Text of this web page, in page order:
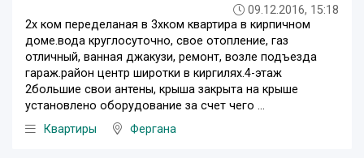
09.12.2016, 15:18
2х ком переделаная в 3хком квартира в кирпичном
доме.вода круглосуточно, свое отопление, газ
отличный, ванная джакузи, ремонт, возле подъезда
гараж.район центр широтки в киргилях.4-этаж
2большие свои антены, крыша закрыта на крыше
установлено оборудование за счет чего ...
Квартиры
Фергана